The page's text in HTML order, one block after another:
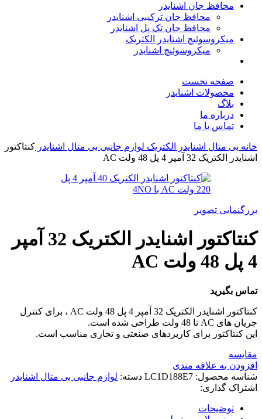
محافظ جان اشنایدر
محافظ جان ترکیبی اشنایدر
محافظ جان تک پل اشنایدر
میکروسوئیچ اشنایدر الکتریک
میکروسوئیچ اشنایدر
صفحه نخست
محصولات اشنایدر
بلاگ
درباره ما
تماس با ما
خانه بی متال اشنایدر الکتریک لوازم جانبی بی متال اشنایدر کنتاکتور
اشنایدر الکتریک 32 آمپر 4 پل 48 ولت AC
بزرگنمایی تصویر
کنتاکتور اشنایدر الکتریک 32 آمپر
4 پل 48 ولت AC
تماس بگیرید
کنتاکتور اشنایدر الکتریک 32 آمپر 4 پل 48 ولت AC ، برای کنترل
جریان های AC تا 48 ولت طراحی شده است.
این کنتاکتور برای کاربردهای صنعتی و تجاری مناسب است.
مقایسه
افزودن به علاقه مندی
شناسه محصول: LC1D188E7 دسته: لوازم جانبی بی متال اشنایدر
اشتراک گذاری:
توضیحات